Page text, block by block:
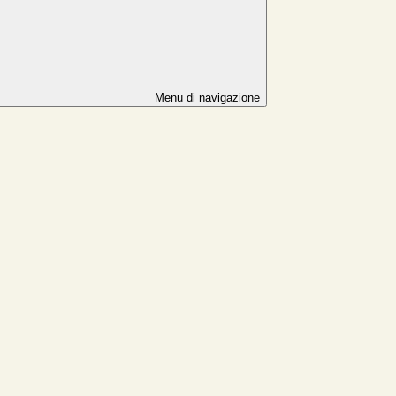
Menu di navigazione